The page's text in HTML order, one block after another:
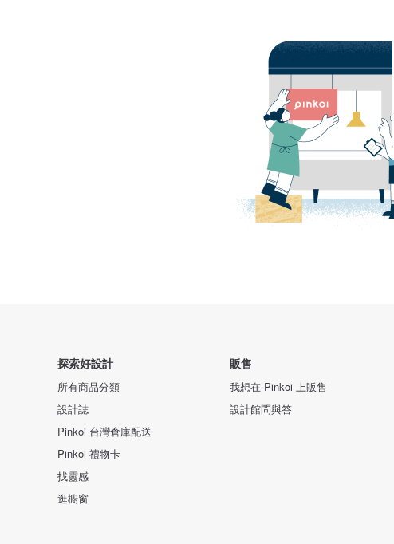
探索好設計
所有商品分類
設計誌
Pinkoi 台灣倉庫配送
Pinkoi 禮物卡
找靈感
逛櫥窗
販售
我想在 Pinkoi 上販售
設計館問與答